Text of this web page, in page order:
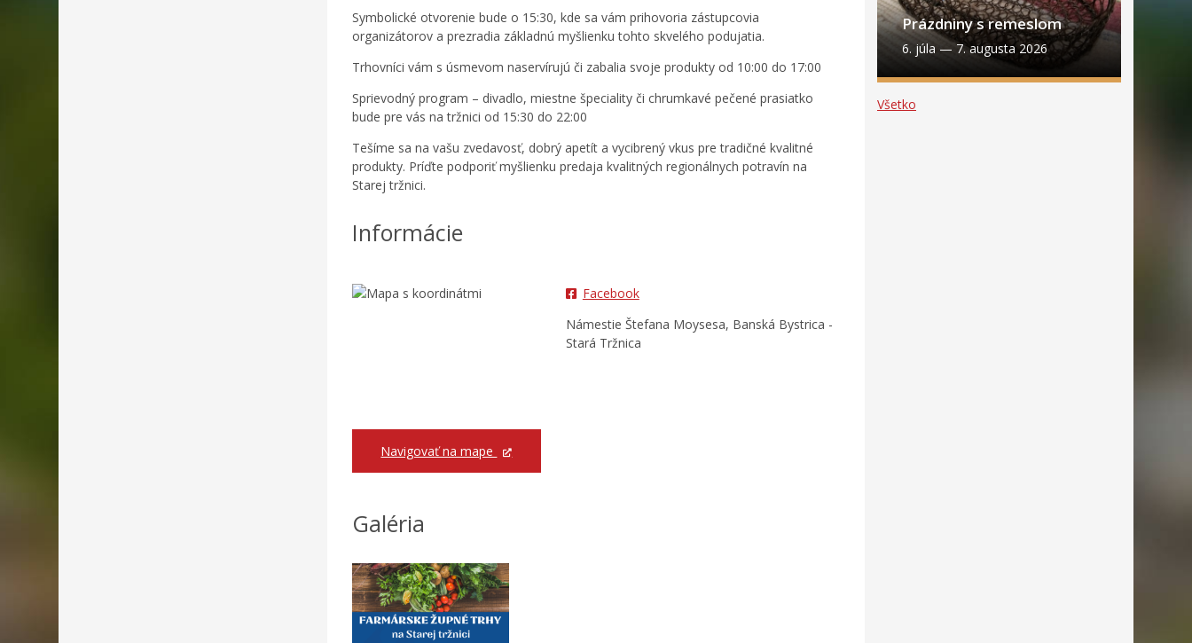
Symbolické otvorenie bude o 15:30, kde sa vám prihovoria zástupcovia
organizátorov a prezradia základnú myšlienku tohto skvelého podujatia.
Trhovníci vám s úsmevom naservírujú či zabalia svoje produkty od 10:00 do 17:00
Sprievodný program – divadlo, miestne špeciality či chrumkavé pečené prasiatko
bude pre vás na tržnici od 15:30 do 22:00
Tešíme sa na vašu zvedavosť, dobrý apetít a vycibrený vkus pre tradičné kvalitné
produkty. Príďte podporiť myšlienku predaja kvalitných regionálnych potravín na
Starej tržnici.
Informácie
Navigovať na mape
Facebook
Námestie Štefana Moysesa, Banská Bystrica -
Stará Tržnica
Galéria
Prázdniny s remeslom
6. júla — 7. augusta 2026
Všetko